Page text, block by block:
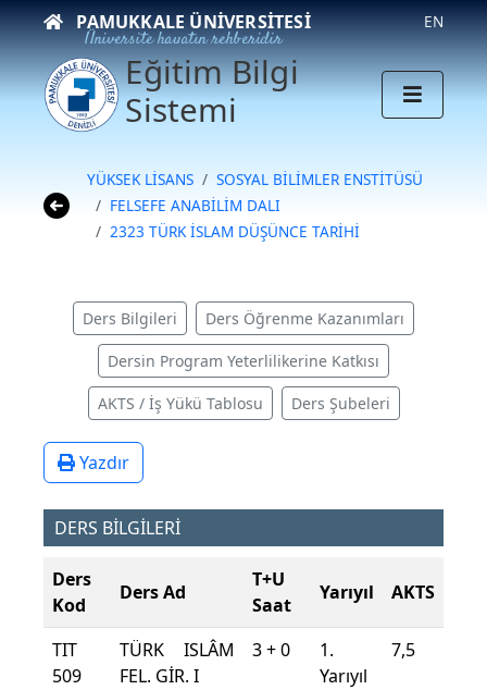
PAMUKKALE ÜNIVERSITESI
Üniversite hayatın rehberidir
EN
Eğitim Bilgi
Sistemi
YÜKSEK LİSANS
SOSYAL BİLİMLER ENSTİTÜSÜ
FELSEFE ANABİLİM DALI
2323 TÜRK İSLAM DÜŞÜNCE TARİHİ
Ders Bilgileri Ders Öğrenme Kazanımları
Dersin Program Yeterlilikerine Katkısı
AKTS / İş Yükü Tablosu Ders Şubeleri
Yazdır
DERS BİLGİLERİ
Ders
Kod
Ders Ad
T+U
Saat
Yarıyıl AKTS
TIT
509
TÜRK ISLÂM
FEL. GİR. I
3 + 0
1.
Yarıyıl
7,5